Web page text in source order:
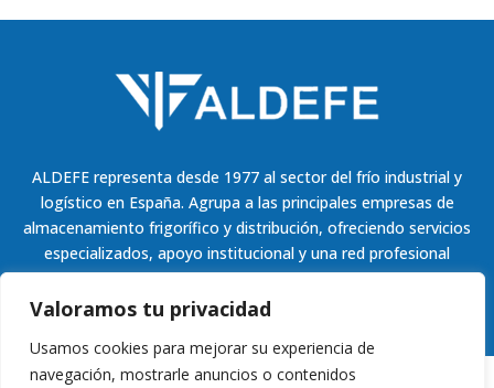
Valoramos tu privacidad
Usamos cookies para mejorar su experiencia de
navegación, mostrarle anuncios o contenidos
ALDEFE representa desde 1977 al sector del frío industrial y
logístico en España. Agrupa a las principales empresas de
almacenamiento frigorífico y distribución, ofreciendo servicios
especializados, apoyo institucional y una red profesional
comprometida con la innovación y la competitividad.